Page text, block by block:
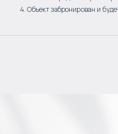
4. Объект забронирован и